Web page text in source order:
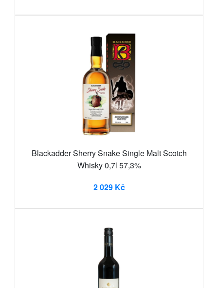
Blackadder Sherry Snake Single Malt Scotch
Whisky 0,7l 57,3%
2 029 Kč